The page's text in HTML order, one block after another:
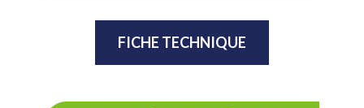
FICHE TECHNIQUE